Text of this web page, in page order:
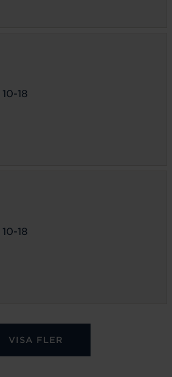
10-18
10-18
VISA FLER